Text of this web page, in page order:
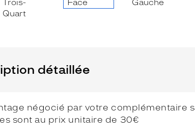
détaillée
négocié par votre
sont au prix unitaire de 30€